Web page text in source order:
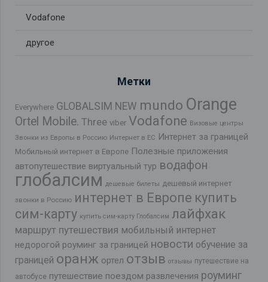
Vodafone
другое
Метки
Everywhere GLOBALSIM NEW mundo Orange
Ortel Mobile. Three viber Vodafone Визовые центры
Звонки из Европы в Россию Интернет в ЕС Интернет за границей
Мобильный интернет в Европе Полезные приложения
автопутешествие виртуальный тур водафон
глобалсим дешевые билеты дешевый интернет
звонки в Россию интернет в Европе купить
сим-карту купить сим-карту Глобалсим лайфхак
маршрут путешествия мобильный интернет
недорогой роуминг за границей новости обучение за
границей оранж ортел отзыв отзывы путешествие на
автобусе путешествие поездом развлечения роуминг